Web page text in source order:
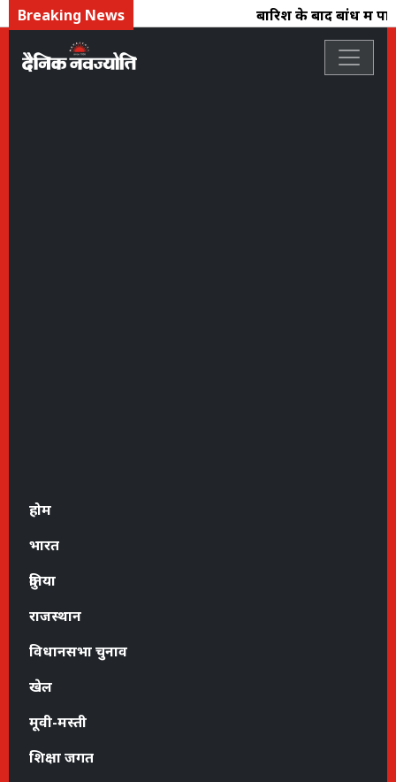
Breaking News बारिश के बाद बांध में
होम
भारत
दुनिया
राजस्थान
विधानसभा चुनाव
खेल
मूवी-मस्ती
शिक्षा जगत